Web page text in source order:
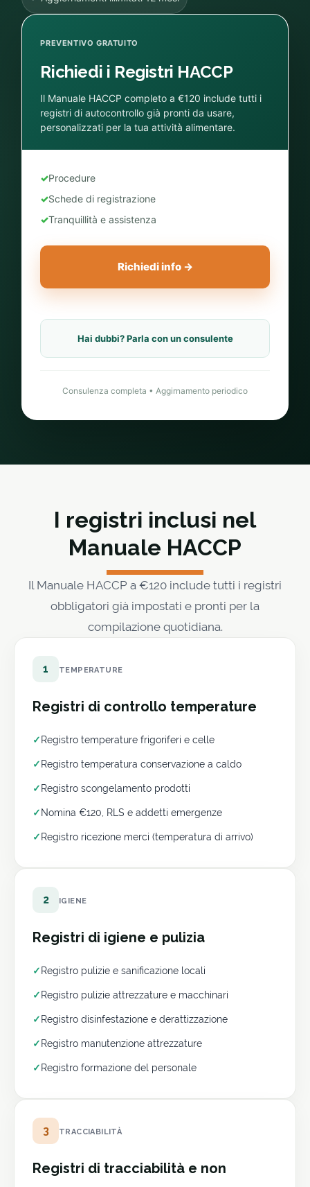
PREVENTIVO GRATUITO
Richiedi i Registri HACCP
Il Manuale HACCP completo a €120 include tutti i
registri di autocontrollo già pronti da usare,
personalizzati per la tua attività alimentare.
✓Procedure
✓Schede di registrazione
✓Tranquillità e assistenza
Richiedi info →
Hai dubbi? Parla con un consulente
Consulenza completa • Aggirnamento periodico
I registri inclusi nel
Manuale HACCP
Il Manuale HACCP a €120 include tutti i registri
obbligatori già impostati e pronti per la
compilazione quotidiana.
1 TEMPERATURE
Registri di controllo temperature
✓ Registro temperature frigoriferi e celle
✓ Registro temperatura conservazione a caldo
✓ Registro scongelamento prodotti
✓ Nomina €120, RLS e addetti emergenze
✓ Registro ricezione merci (temperatura di arrivo)
2 IGIENE
Registri di igiene e pulizia
✓ Registro pulizie e sanificazione locali
✓ Registro pulizie attrezzature e macchinari
✓ Registro disinfestazione e derattizzazione
✓ Registro manutenzione attrezzature
✓ Registro formazione del personale
3 TRACCIABILITÀ
Registri di tracciabilità e non